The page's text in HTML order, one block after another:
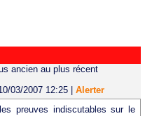
ancien au plus récent
03/2007 12:25
Alerter
preuves indiscutables sur le